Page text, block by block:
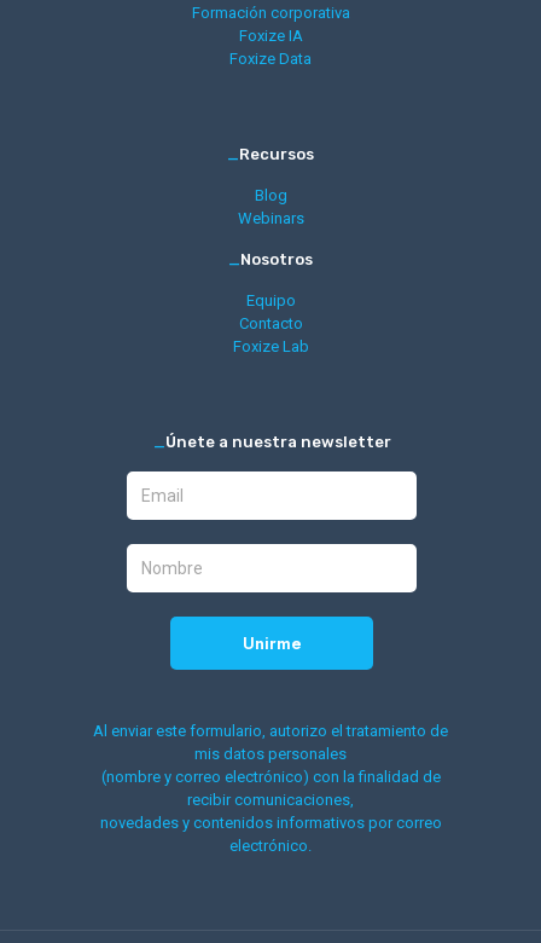
Formación corporativa
Foxize IA
Foxize Data
_Recursos
Blog
Webinars
_Nosotros
Equipo
Contacto
Foxize Lab
_Únete a nuestra newsletter
Al enviar este formulario, autorizo el tratamiento de
mis datos personales
(nombre y correo electrónico) con la finalidad de
recibir comunicaciones,
novedades y contenidos informativos por correo
electrónico.